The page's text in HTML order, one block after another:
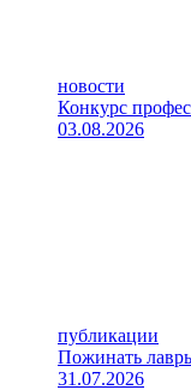
новости
Конкурс
03.08.2026
публикации
Пожинать
31.07.2026